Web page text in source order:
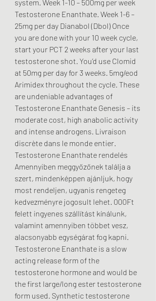
system. Week 1-10 – 500mg per week
Testosterone Enanthate. Week 1-6 –
25mg per day Dianabol (Dbol) Once
you are done with your 10 week cycle,
start your PCT 2 weeks after your last
testosterone shot. You’d use Clomid
at 50mg per day for 3 weeks. 5mg/eod
Arimidex throughout the cycle. These
are undeniable advantages of
Testosterone Enanthate Genesis – its
moderate cost, high anabolic activity
and intense androgens. Livraison
discrète dans le monde entier.
Testosterone Enanthate rendelés
Amennyiben meggyőzőnek találja a
szert, mindenképpen ajánljuk, hogy
most rendeljen, ugyanis rengeteg
kedvezményre jogosult lehet. 000Ft
felett ingyenes szállítást kínálunk,
valamint amennyiben többet vesz,
alacsonyabb egységárat fog kapni.
Testosterone Enanthate is a slow
acting release form of the
testosterone hormone and would be
the first large/long ester testosterone
form used. Synthetic testosterone